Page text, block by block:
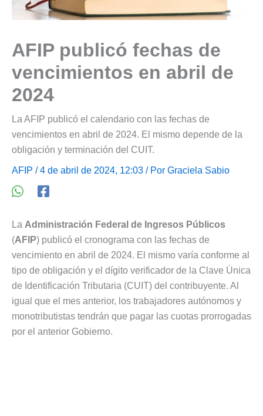
AFIP publicó fechas de
vencimientos en abril de
2024
La AFIP publicó el calendario con las fechas de
vencimientos en abril de 2024. El mismo depende de la
obligación y terminación del CUIT.
AFIP / 4 de abril de 2024, 12:03 / Por Graciela Sabio
La Administración Federal de Ingresos Públicos
(AFIP) publicó el cronograma con las fechas de
vencimiento en abril de 2024. El mismo varía conforme al
tipo de obligación y el dígito verificador de la Clave Única
de Identificación Tributaria (CUIT) del contribuyente. Al
igual que el mes anterior, los trabajadores autónomos y
monotributistas tendrán que pagar las cuotas prorrogadas
por el anterior Gobierno.